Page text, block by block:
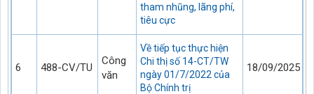
tham nhũng, lãng phí,
tiêu cực
6 488-CV/TU
Công
văn
Về tiếp tục thực hiện
Chi thị số 14-CT/TW
ngày 01/7/2022 của
Bộ Chính trị
18/09/2025